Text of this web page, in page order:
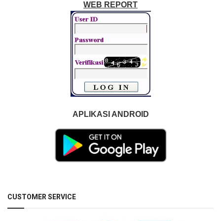
WEB REPORT
APLIKASI ANDROID
CUSTOMER SERVICE